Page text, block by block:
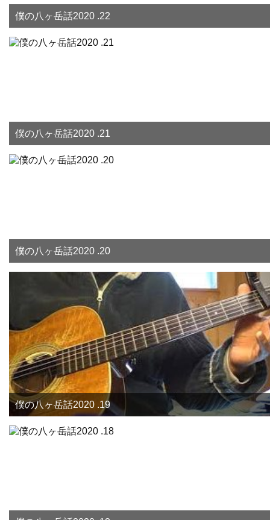
僕の八ヶ岳話2020 .22
僕の八ヶ岳話2020 .21
僕の八ヶ岳話2020 .20
僕の八ヶ岳話2020 .19